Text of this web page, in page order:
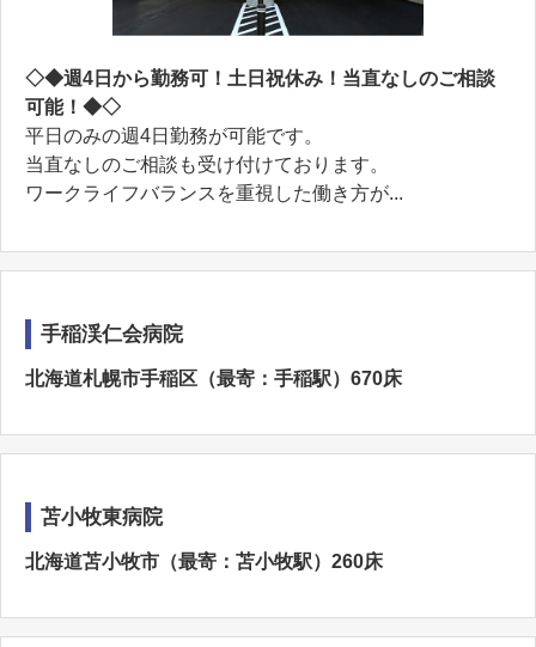
◇◆週4日から勤務可！土日祝休み！当直なしのご相談
可能！◆◇
平日のみの週4日勤務が可能です。
当直なしのご相談も受け付けております。
ワークライフバランスを重視した働き方が...
手稲渓仁会病院
北海道札幌市手稲区（最寄：手稲駅）670床
苫小牧東病院
北海道苫小牧市（最寄：苫小牧駅）260床